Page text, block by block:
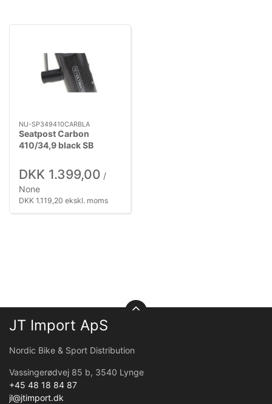
NU-SP349410CARBLA
Seatpost Carbon
410/34,9 black SB
DKK 1.399,00 /
None
DKK 1.119,20 ekskl. moms
JT Import ApS
Nordic Bike & Sport Distribution
Vassingerødvej 85 b, 3540 Lynge
+45 48 18 84 87
jl@jtimport.dk